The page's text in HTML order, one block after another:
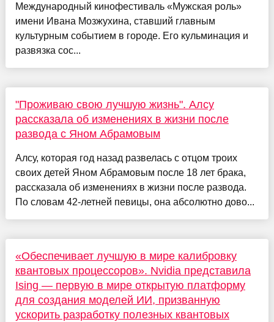
Международный кинофестиваль «Мужская роль»
имени Ивана Мозжухина, ставший главным
культурным событием в городе. Его кульминация и
развязка сос...
"Проживаю свою лучшую жизнь". Алсу
рассказала об изменениях в жизни после
развода с Яном Абрамовым
Алсу, которая год назад развелась с отцом троих
своих детей Яном Абрамовым после 18 лет брака,
рассказала об изменениях в жизни после развода.
По словам 42-летней певицы, она абсолютно дово...
«Обеспечивает лучшую в мире калибровку
квантовых процессоров». Nvidia представила
Ising — первую в мире открытую платформу
для создания моделей ИИ, призванную
ускорить разработку полезных квантовых